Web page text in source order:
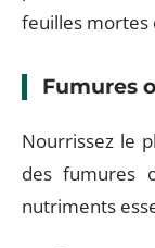
feuilles mortes
Fumures
Nourrissez le
des fumures
nutriments